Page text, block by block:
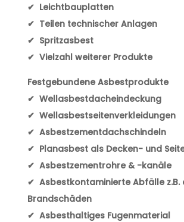
✔ Leichtbauplatten
✔ Teilen technischer Anlagen
✔ Spritzasbest
✔ Vielzahl weiterer Produkte
Festgebundene Asbestprodukte
✔ Wellasbestdacheindeckung
✔ Wellasbestseitenverkleidungen
✔ Asbestzementdachschindeln
✔ Planasbest als Decken- und
✔ Asbestzementrohre & -kanäle
✔ Asbestkontaminierte Abfälle z.B.
Brandschäden
✔ Asbesthaltiges Fugenmaterial